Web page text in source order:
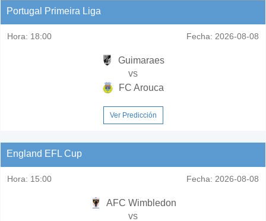
Portugal Primeira Liga
Hora: 18:00 Fecha: 2026-08-08
Guimaraes
vs
FC Arouca
Ver Predicción
England EFL Cup
Hora: 15:00 Fecha: 2026-08-08
AFC Wimbledon
vs